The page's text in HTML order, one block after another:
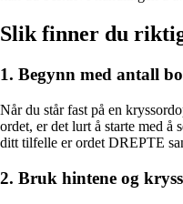
Slik finner du
1. Begynn med antall
Når du står fast på en
ordet, er det lurt å starte med å
ditt tilfelle er ordet DREPTE
2. Bruk hintene og